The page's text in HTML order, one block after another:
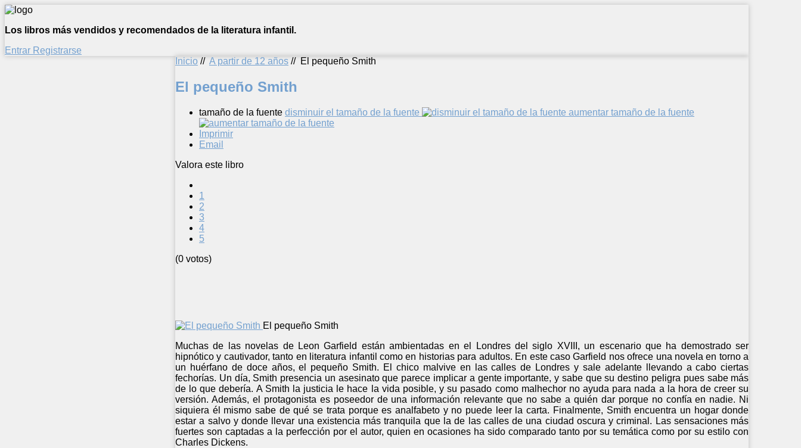
Los libros más vendidos y recomendados de la literatura infantil.
Entrar Registrarse
Inicio // A partir de 12 años // El pequeño Smith
El pequeño Smith
tamaño de la fuente disminuir el tamaño de la fuente aumentar tamaño de la fuente
Imprimir
Email
Valora este libro
1
2
3
4
5
(0 votos)
El pequeño Smith
Muchas de las novelas de Leon Garfield están ambientadas en el Londres del siglo XVIII, un escenario que ha demostrado ser
hipnótico y cautivador, tanto en literatura infantil como en historias para adultos. En este caso Garfield nos ofrece una novela en torno a
un huérfano de doce años, el pequeño Smith. El chico malvive en las calles de Londres y sale adelante llevando a cabo ciertas
fechorías. Un día, Smith presencia un asesinato que parece implicar a gente importante, y sabe que su destino peligra pues sabe más
de lo que debería. A Smith la justicia le hace la vida posible, y su pasado como malhechor no ayuda para nada a la hora de creer su
versión. Además, el protagonista es poseedor de una información relevante que no sabe a quién dar porque no confía en nadie. Ni
siquiera él mismo sabe de qué se trata porque es analfabeto y no puede leer la carta. Finalmente, Smith encuentra un hogar donde
estar a salvo y donde llevar una existencia más tranquila que la de las calles de una ciudad oscura y criminal. Las sensaciones más
fuertes son captadas a la perfección por el autor, quien en ocasiones ha sido comparado tanto por su temática como por su estilo con
Charles Dickens.